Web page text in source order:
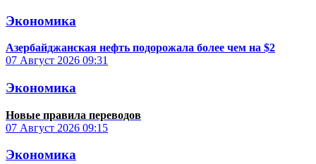
Экономика
Азербайджанская нефть подорожала более чем на $2
07 Август 2026 09:31
Экономика
Новые правила переводов
07 Август 2026 09:15
Экономика